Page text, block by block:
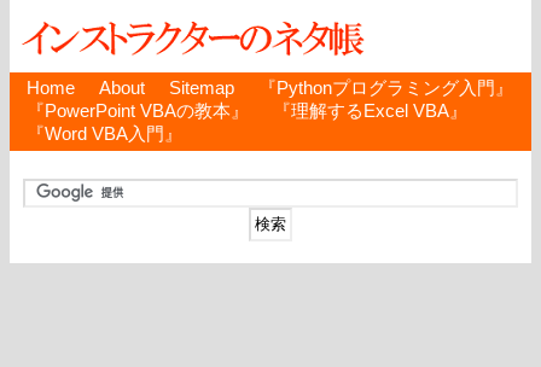
Home About Sitemap
『Pythonプログラミング入門』
『PowerPoint VBAの教本』
『理解するExcel VBA』
『Word VBA入門』